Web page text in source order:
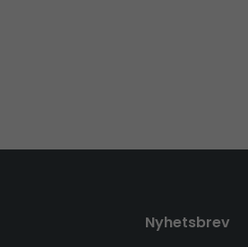
Nyhetsbrev